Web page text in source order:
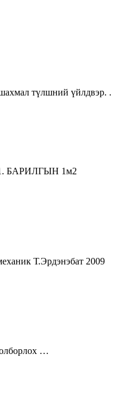
түлшний үйлдвэр. .
1. БАРИЛГЫН 1м2
Т.Эрдэнэбат 2009
олборлох …